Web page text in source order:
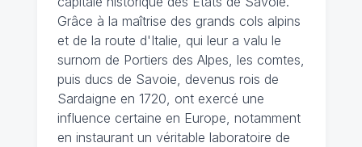
Grâce à la maîtrise des grands cols alpins
et de la route d'Italie, qui leur a valu le
surnom de Portiers des Alpes, les comtes,
puis ducs de Savoie, devenus rois de
Sardaigne en 1720, ont exercé une
influence certaine en Europe, notamment
en instaurant un véritable laboratoire de